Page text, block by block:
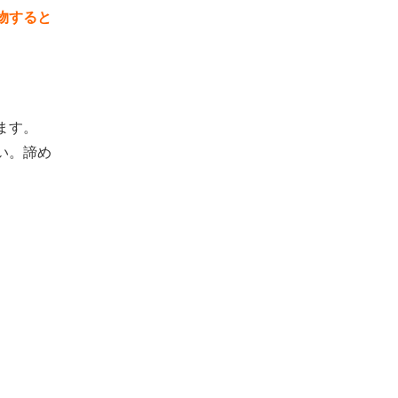
すると
。
。諦め